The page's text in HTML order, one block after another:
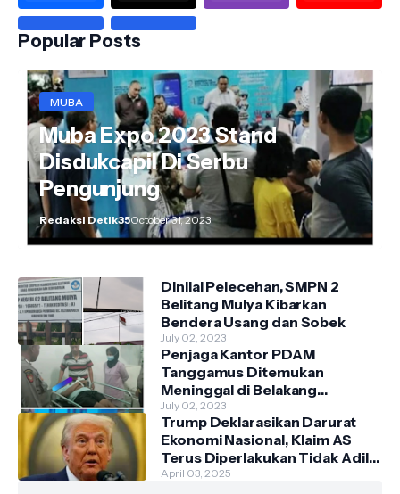
Popular Posts
MUBA
Muba Expo 2023 Stand
Disdukcapil Di Serbu
Pengunjung
Redaksi Detik35October 31, 2023
Dinilai Pelecehan, SMPN 2
Belitang Mulya Kibarkan
Bendera Usang dan Sobek
July 02, 2023
Penjaga Kantor PDAM
Tanggamus Ditemukan
Meninggal di Belakang
Kantornya.
July 02, 2023
Trump Deklarasikan Darurat
Ekonomi Nasional, Klaim AS
Terus Diperlakukan Tidak Adil
oleh Negara Asing"
April 03, 2025